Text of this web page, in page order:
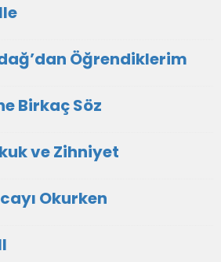
Öğrendiklerim
Birkaç Söz
ve Zihniyet
Okurken